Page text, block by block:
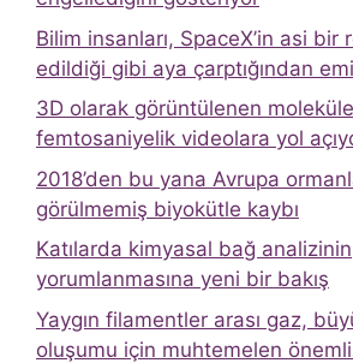
Bilim insanları, SpaceX’in asi bir
edildiği gibi aya çarptığından
3D olarak görüntülenen
femtosaniyelik videolara yol
2018’den bu yana Avrupa
görülmemiş biyokütle kaybı
Katılarda kimyasal bağ analizinin
yorumlanmasına yeni bir bakış
Yaygın filamentler arası gaz,
oluşumu için muhtemelen